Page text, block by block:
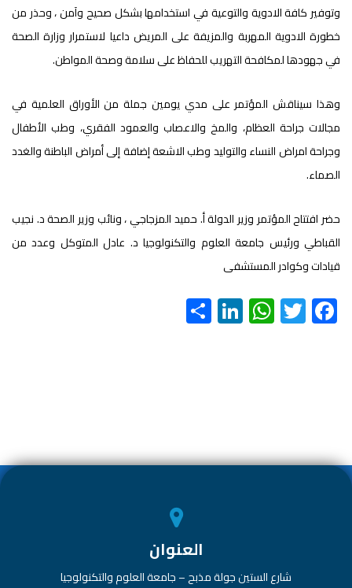
وتوفير كافة الادوية والتوعية في استخدامها بشكل صحيح وآمن ، وحذر من
خطورة الادوية المهربة والمزيفة على المريض داعيا لاستمرار وزارة الصحة
في جهودها لمكافحة التهريب للحفاظ على سلامة وصحة المواطن.
وهذا سيناقش المؤتمر على مدي يومين جملة من الأوراق العلمية في
مجالات جراحة العظام، والمخ والاعصاب والعمود الفقري، وطب الأطفال
وجراحة امراض النساء والتوليد وطب الاشعة إضافة إلى أمراض الباطنة والغدد
الصماء.
حضر افتتاح المؤتمر وزير الدولة أ. حميد المزجاجي ، ونائب وزير الصحة د. نجيب
القباطي ورئيس جامعة العلوم والتكنولوجيا د. عادل المتوكل وعدد من
قيادات وكوادر المستشفى
F
ac
T
wi
W
h
p
Li
nk
العنوان
شارع الستين جولة مذبح – جامعة العلوم والتكنولوجيا